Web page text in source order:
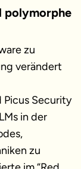
polymorphe
zu
verändert
Security
in der
zu